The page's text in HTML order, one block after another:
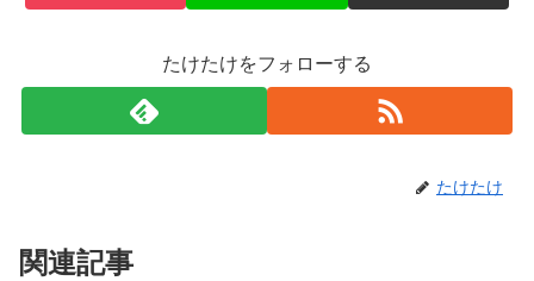
たけたけをフォローする
たけたけ
関連記事